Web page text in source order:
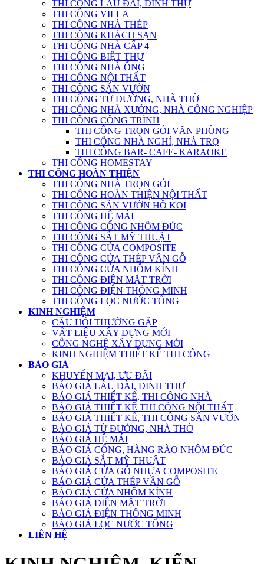
THI CÔNG LÂU ĐÀI, DINH THỰ
THI CÔNG VILLA
THI CÔNG NHÀ THÉP
THI CÔNG KHÁCH SẠN
THI CÔNG NHÀ CẤP 4
THI CÔNG BIỆT THỰ
THI CÔNG NHÀ ỐNG
THI CÔNG NỘI THẤT
THI CÔNG SÂN VƯỜN
THI CÔNG TỪ ĐƯỜNG, NHÀ THỜ
THI CÔNG NHÀ XƯỞNG, NHÀ CÔNG NGHIỆP
THI CÔNG CÔNG TRÌNH
THI CÔNG TRỌN GÓI VĂN PHÒNG
THI CÔNG NHÀ NGHỈ, NHÀ TRỌ
THI CÔNG BAR- CAFE- KARAOKE
THI CÔNG HOMESTAY
THI CÔNG HOÀN THIỆN
THI CÔNG NHÀ TRỌN GÓI
THI CÔNG HOÀN THIỆN NỘI THẤT
THI CÔNG SÂN VƯỜN HỒ KOI
THI CÔNG HỆ MÁI
THI CÔNG CỔNG NHÔM ĐÚC
THI CÔNG SẮT MỸ THUẬT
THI CÔNG CỬA COMPOSITE
THI CÔNG CỬA THÉP VÂN GỖ
THI CÔNG CỬA NHÔM KÍNH
THI CÔNG ĐIỆN MẶT TRỜI
THI CÔNG ĐIỆN THÔNG MINH
THI CÔNG LỌC NƯỚC TỔNG
KINH NGHIỆM
CÂU HỎI THƯỜNG GẶP
VẬT LIỆU XÂY DỰNG MỚI
CÔNG NGHỆ XÂY DỰNG MỚI
KINH NGHIỆM THIẾT KẾ THI CÔNG
BÁO GIÁ
KHUYẾN MẠI, ƯU ĐÃI
BÁO GIÁ LÂU ĐÀI, DINH THỰ
BÁO GIÁ THIẾT KẾ, THI CÔNG NHÀ
BÁO GIÁ THIẾT KẾ THI CÔNG NỘI THẤT
BÁO GIÁ THIẾT KẾ, THI CÔNG SÂN VƯỜN
BÁO GIÁ TỪ ĐƯỜNG, NHÀ THỜ
BÁO GIÁ HỆ MÁI
BÁO GIÁ CỔNG, HÀNG RÀO NHÔM ĐÚC
BÁO GIÁ SẮT MỸ THUẬT
BÁO GIÁ CỬA GỖ NHỰA COMPOSITE
BÁO GIÁ CỬA THÉP VÂN GỖ
BÁO GIÁ CỬA NHÔM KÍNH
BÁO GIÁ ĐIỆN MẶT TRỜI
BÁO GIÁ ĐIỆN THÔNG MINH
BÁO GIÁ LỌC NƯỚC TỔNG
LIÊN HỆ